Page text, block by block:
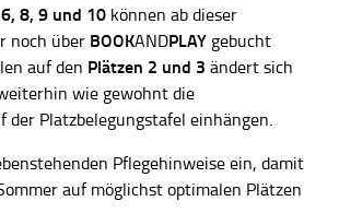
8, 9 und 10 können ab dieser
noch über BOOKANDPLAY gebucht
auf den Plätzen 2 und 3 ändert sich
wie gewohnt die
der Platzbelegungstafel einhängen.
Pflegehinweise ein, damit
auf möglichst optimalen Plätzen